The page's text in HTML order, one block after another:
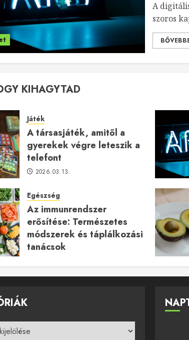
A
szoros
KIHAGYTAD
Játék
A társasjáték, amitől a
gyerekek végre leteszik a
telefont
2026.03.13.
Egészség
Az immunrendszer
erősítése: Természetes
módszerek és táplálkozási
tanácsok